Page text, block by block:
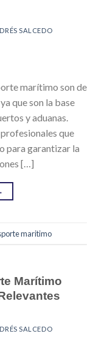
SALCEDO
marítimo son de
que son la base
y aduanas.
que
para garantizar la
[…]
maritimo
Marítimo
SALCEDO